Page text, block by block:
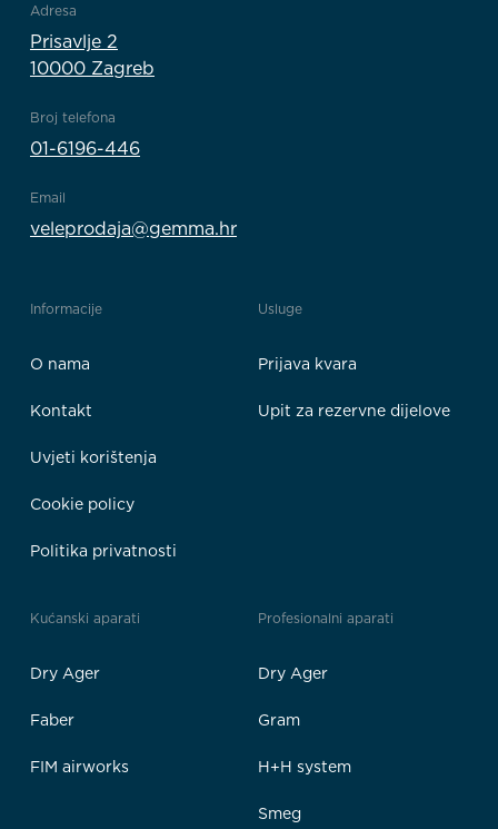
Adresa
Prisavlje 2
10000 Zagreb
Broj telefona
01-6196-446
Email
veleprodaja@gemma.hr
Informacije
O nama
Kontakt
Uvjeti korištenja
Cookie policy
Politika privatnosti
Usluge
Prijava kvara
Upit za rezervne dijelove
Kućanski aparati
Dry Ager
Faber
FIM airworks
Profesionalni aparati
Dry Ager
Gram
H+H system
Smeg